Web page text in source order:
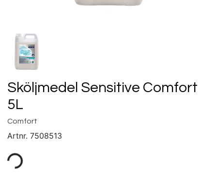
Sköljmedel Sensitive Comfort
5L
Comfort
Artnr. 7508513